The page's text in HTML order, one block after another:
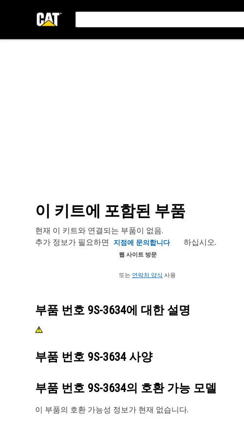
이 키트에 포함된 부품
현재 이 키트와 연결되는 부품이 없음.
추가 정보가 필요하면
지점에 문의합니다
웹 사이트 방문
또는 연락처 양식 사용
하십시오.
부품 번호 9S-3634에 대한 설명
부품 번호 9S-3634 사양
부품 번호 9S-3634의 호환 가능 모델
이 부품의 호환 가능성 정보가 현재 없습니다.